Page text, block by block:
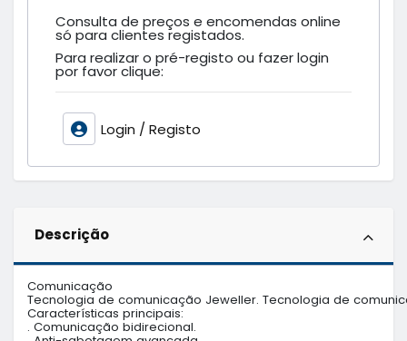
Consulta de preços e encomendas online
só para clientes registados.
Para realizar o pré-registo ou fazer login
por favor clique:
Login / Registo
Descrição
Comunicação
Tecnologia de comunicação Jeweller. Tecnologia de
Características principais:
. Comunicação bidirecional.